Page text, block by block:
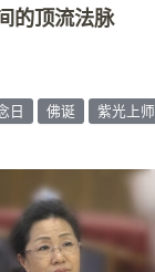
的顶流法脉
日 佛诞 紫光上师